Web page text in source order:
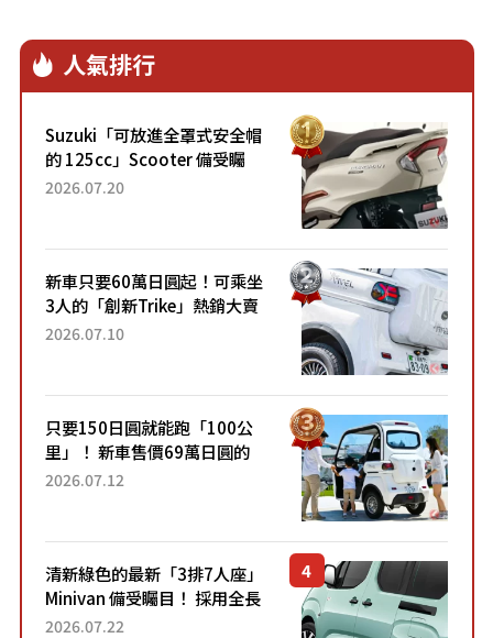
人氣排行
Suzuki「可放進全罩式安全帽
的 125cc」Scooter 備受矚
目！採用全新流線設計與各項
2026.07.20
新車只要60萬日圓起！可乘坐
3人的「創新Trike」熱銷大賣
成為人氣車款！「養車成本真
2026.07.10
只要150日圓就能跑「100公
里」！ 新車售價69萬日圓的
「3人座」Trike大受歡迎！ 順
2026.07.12
清新綠色的最新「3排7人座」
Minivan 備受矚目！ 採用全長
4.7公尺剛剛好的車身尺寸與
2026.07.22